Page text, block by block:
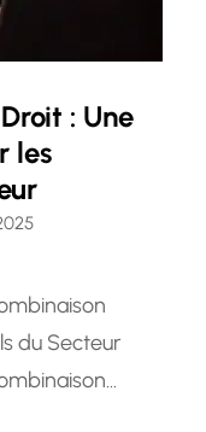
: Une
les
du Secteur